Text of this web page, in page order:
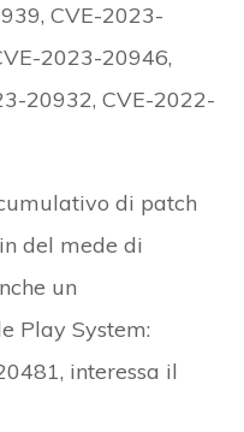
CVE-2023-
2023-20946,
20932, CVE-2022-
di patch
del mede di
un
Play System:
interessa il